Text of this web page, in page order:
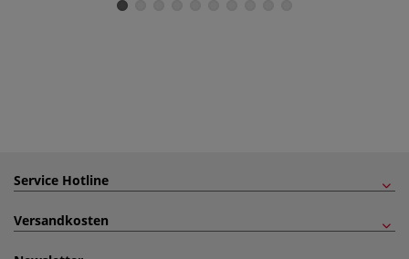
Service Hotline
Versandkosten